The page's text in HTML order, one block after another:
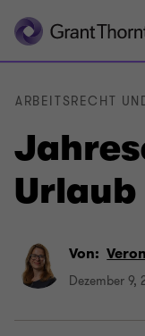
Urlaub
ARBEITSRECHT
Von:
Dezember 9,